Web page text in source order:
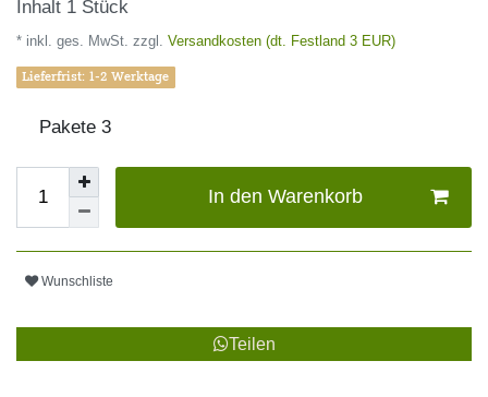
Inhalt 1 Stück
* inkl. ges. MwSt. zzgl. Versandkosten (dt. Festland 3 EUR)
Lieferfrist: 1-2 Werktage
Pakete 3
In den Warenkorb
Wunschliste
Teilen